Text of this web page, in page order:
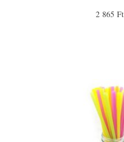
2 865 Ft